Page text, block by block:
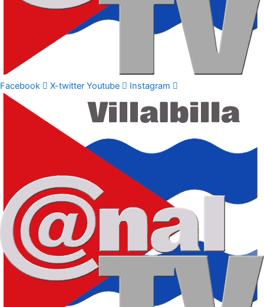
Facebook X-twitter Youtube Instagram